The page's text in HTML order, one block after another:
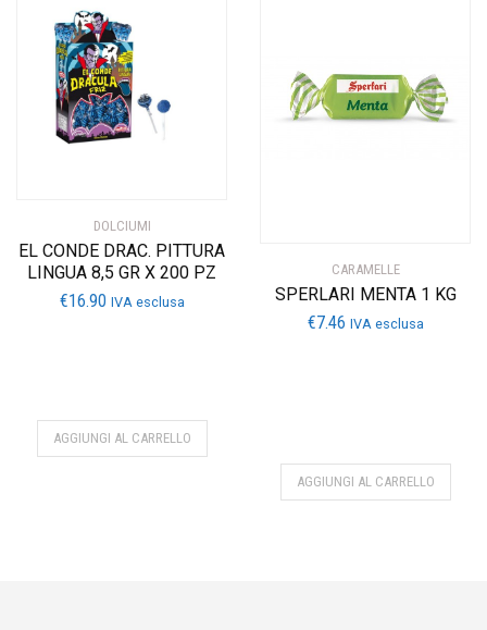
DOLCIUMI
EL CONDE DRAC. PITTURA
LINGUA 8,5 GR X 200 PZ
€16.90 IVA esclusa
AGGIUNGI AL CARRELLO
CARAMELLE
SPERLARI MENTA 1 KG
€7.46 IVA esclusa
AGGIUNGI AL CARRELLO